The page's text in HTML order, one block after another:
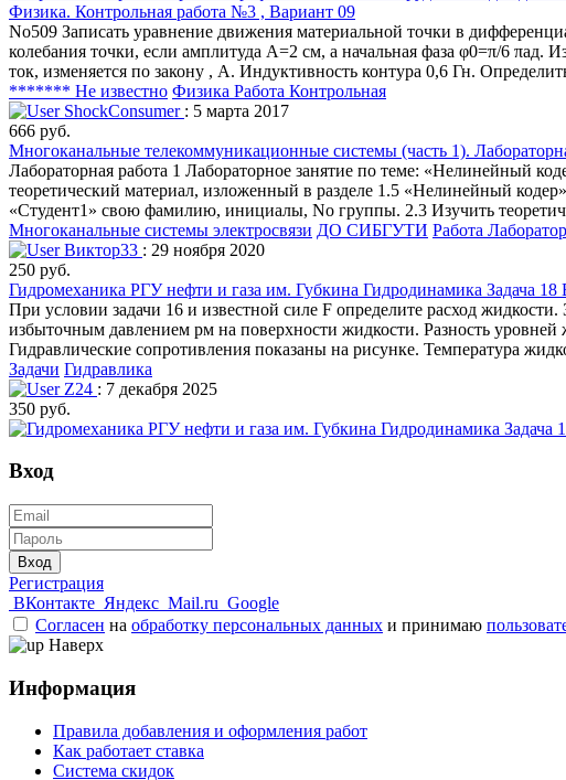
Физика. Контрольная работа №3 , Вариант 09
No509 Записать уравнение движения материальной точки в
колебания точки, если амплитуда А=2 см, а начальная фаза φ0=π/6 πад.
ток, изменяется по закону , А. Индуктивность контура 0,6 Гн.
******* Не известно Физика Работа Контрольная
ShockConsumer : 5 марта 2017
666 руб.
Многоканальные телекоммуникационные системы (часть 1).
Лабораторная работа 1 Лабораторное занятие по теме: «Нелинейный
теоретический материал, изложенный в разделе 1.5 «Нелинейный
«Студент1» свою фамилию, инициалы, No группы. 2.3 Изучить
Многоканальные системы электросвязи ДО СИБГУТИ Работа
Виктор33 : 29 ноября 2020
250 руб.
Гидромеханика РГУ нефти и газа им. Губкина Гидродинамика Задача 18
При условии задачи 16 и известной силе F определите расход
избыточным давлением рм на поверхности жидкости. Разность уровней
Гидравлические сопротивления показаны на рисунке. Температура
Задачи Гидравлика
Z24 : 7 декабря 2025
350 руб.
Вход
Вход
Регистрация
ВКонтакте Яндекс Mail.ru Google
Согласен на обработку персональных данных и принимаю
Наверх
Информация
Правила добавления и оформления работ
Как работает ставка
Система скидок